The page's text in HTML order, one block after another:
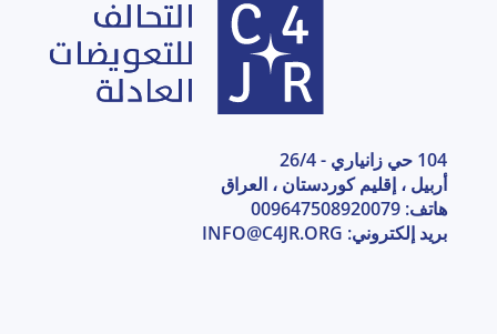
104 حي زانياري - 26/4
أربيل ، إقليم كوردستان ، العراق
هاتف: 009647508920079
بريد إلكتروني: INFO@C4JR.ORG